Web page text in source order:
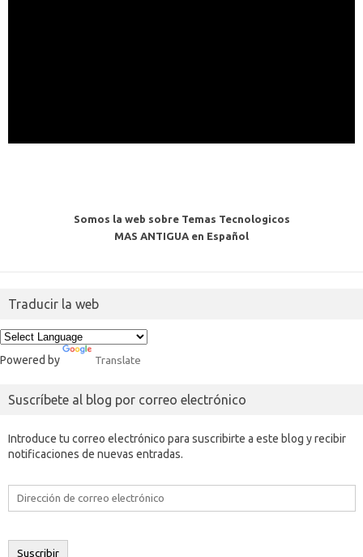
Somos la web sobre Temas Tecnologicos
MAS ANTIGUA en Español
Traducir la web
Powered by Translate
Suscríbete al blog por correo electrónico
Introduce tu correo electrónico para suscribirte a este blog y recibir
notificaciones de nuevas entradas.
Dirección
electrónico
Suscribir